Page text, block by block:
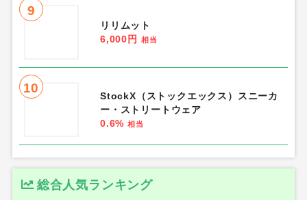
9
リリムット
6,000円
相当
10
StockX（ストックエックス）スニーカ
ー・ストリートウェア
0.6% 相当
総合人気ランキング